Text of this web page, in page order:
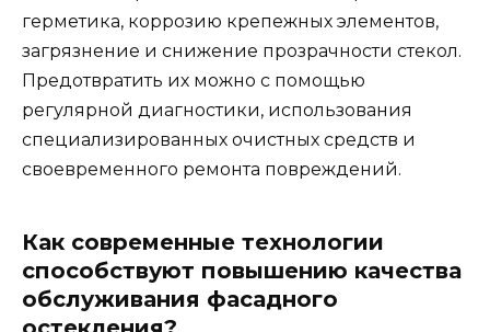
герметика, коррозию крепежных элементов,
загрязнение и снижение прозрачности стекол.
Предотвратить их можно с помощью
регулярной диагностики, использования
специализированных очистных средств и
своевременного ремонта повреждений.
Как современные технологии
способствуют повышению качества
обслуживания фасадного